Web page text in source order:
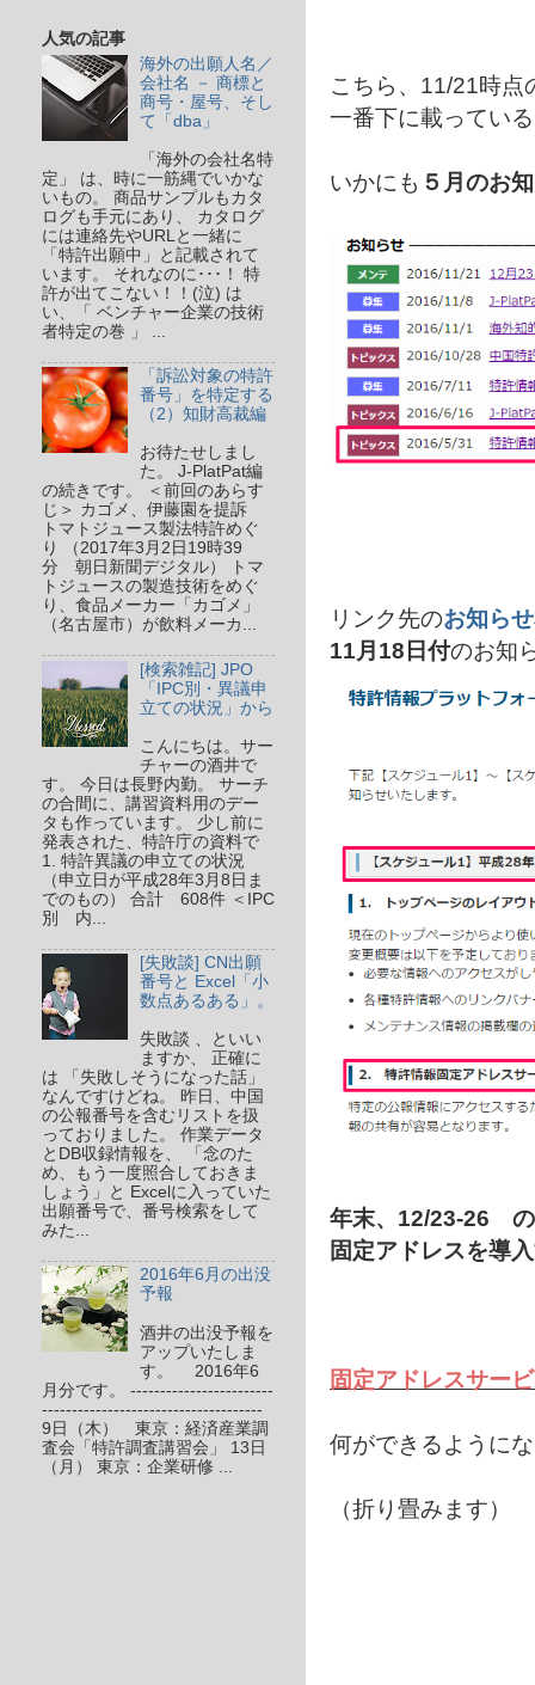
こちら、11/21時点
一番下に載ってい
いかにも ５月のお
リンク先のお知ら
11月18日付のお知
年末、12/23-26 の
固定アドレスを導
固定アドレスサー
何ができるように
（折り畳みます）
人気の記事
海外の出願人名／
会社名 － 商標と
商号・屋号、そし
て「dba」
「海外の会社名特
定」 は、時に一筋縄でいかな
いもの。 商品サンプルもカタ
ログも手元にあり、 カタログ
には連絡先やURLと一緒に
「特許出願中」と記載されて
います。 それなのに･･･！ 特
許が出てこない！！(泣) は
い、「 ベンチャー企業の技術
者特定の巻 」 ...
「訴訟対象の特許
番号」を特定する
（2）知財高裁編
お待たせしまし
た。 J-PlatPat編
の続きです。 ＜前回のあらす
じ＞ カゴメ、伊藤園を提訴
トマトジュース製法特許めぐ
り （2017年3月2日19時39
分 朝日新聞デジタル） トマ
トジュースの製造技術をめぐ
り、食品メーカー「カゴメ」
（名古屋市）が飲料メーカ...
[検索雑記] JPO
「IPC別・異議申
立ての状況」から
こんにちは。サー
チャーの酒井で
す。 今日は長野内勤。 サーチ
の合間に、講習資料用のデー
タも作っています。 少し前に
発表された、特許庁の資料で
1. 特許異議の申立ての状況
（申立日が平成28年3月8日ま
でのもの） 合計 608件 ＜IPC
別 内...
[失敗談] CN出願
番号と Excel「小
数点あるある」。
失敗談 、といい
ますか、 正確に
は 「失敗しそうになった話」
なんですけどね。 昨日、中国
の公報番号を含むリストを扱
っておりました。 作業データ
とDB収録情報を、 「念のた
め、もう一度照合しておきま
しょう」と Excelに入っていた
出願番号で、番号検索をして
みた...
2016年6月の出没
予報
酒井の出没予報を
アップいたしま
す。 2016年6
月分です。 ------------------------
-------------------------------------
9日（木） 東京：経済産業調
査会「特許調査講習会」 13日
（月） 東京：企業研修 ...